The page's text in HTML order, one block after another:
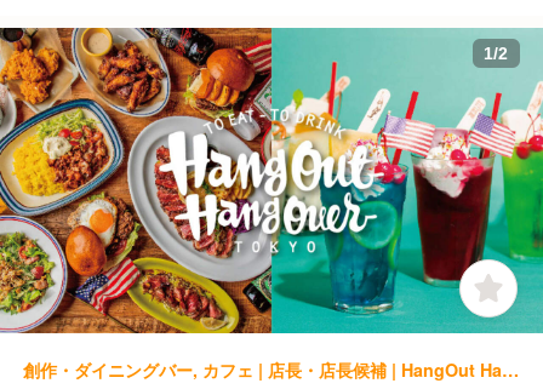
1/2
創作・ダイニングバー, カフェ | 店長・店長候補 | HangOut HangOver 西武新宿 Brick St.店